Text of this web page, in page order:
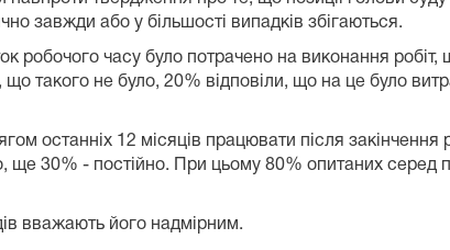
завжди або у більшості випадків
робочого часу було потрачено на виконання
що такого не було, 20% відповіли, що на це було
останніх 12 місяців працювати після
ще 30% - постійно. При цьому 80% опитаних
суддів вважають його надмірним.